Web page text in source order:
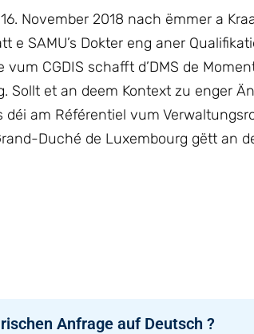
November 2018 nach ëmmer a
SAMU’s Dokter eng aner
CGDIS schafft d’DMS de
Sollt et an deem Kontext zu enger
am Référentiel vum
Duché de Luxembourg gëtt an
Anfrage auf Deutsch ?